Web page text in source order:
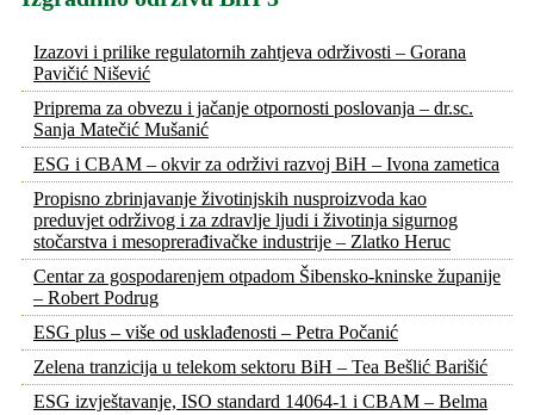
Izazovi i prilike regulatornih zahtjeva održivosti – Gorana
Pavičić Nišević
Priprema za obvezu i jačanje otpornosti poslovanja – dr.sc.
Sanja Matečić Mušanić
ESG i CBAM – okvir za održivi razvoj BiH – Ivona zametica
Propisno zbrinjavanje životinjskih nusproizvoda kao
preduvjet održivog i za zdravlje ljudi i životinja sigurnog
stočarstva i mesoprerađivačke industrije – Zlatko Heruc
Centar za gospodarenjem otpadom Šibensko-kninske županije
– Robert Podrug
ESG plus – više od usklađenosti – Petra Počanić
Zelena tranzicija u telekom sektoru BiH – Tea Bešlić Barišić
ESG izvještavanje, ISO standard 14064-1 i CBAM – Belma